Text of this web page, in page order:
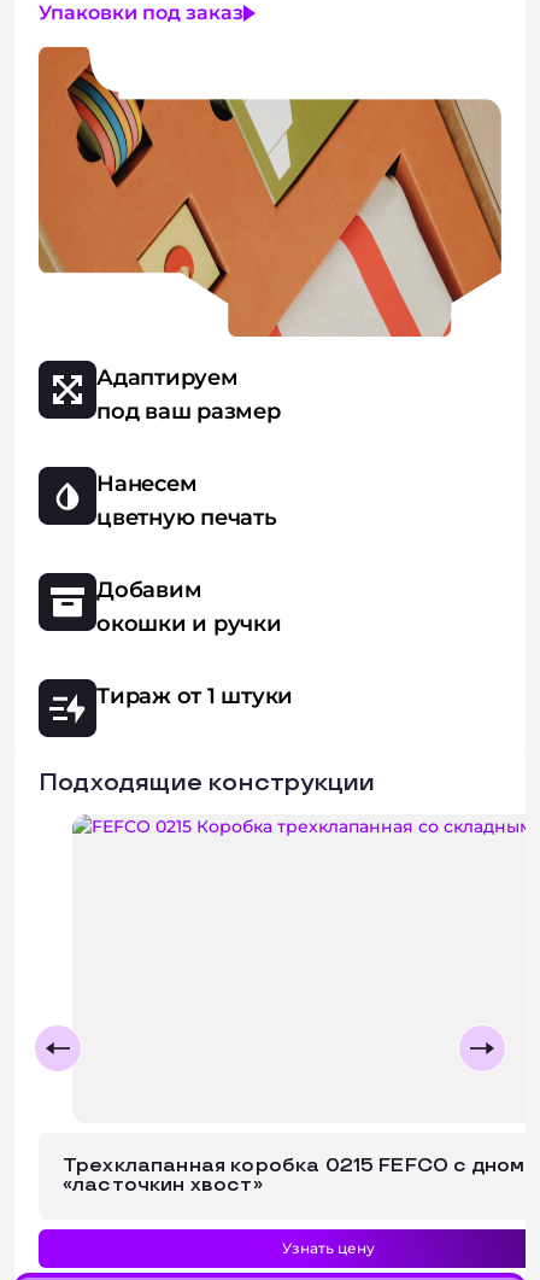
Упаковки под заказ
Адаптируем
под ваш размер
Нанесем
цветную печать
Добавим
окошки и ручки
Тираж от 1 штуки
Подходящие конструкции
Трехклапанная коробка 0215 FEFCO с дном
«ласточкин хвост»
Узнать цену